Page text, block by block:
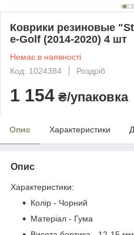
Коврики резиновые
e-Golf (2014-2020) 4 шт
Немає в наявності
Код: 1024384
Роздріб
1 154 ₴/упаковка
Опис Характеристики
Опис
Характеристики:
Колір - Чорний
Матеріал - Гума